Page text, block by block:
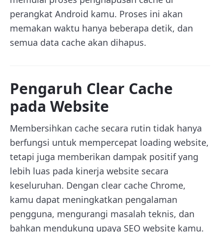
perangkat Android kamu. Proses ini akan
memakan waktu hanya beberapa detik, dan
semua data cache akan dihapus.
Pengaruh Clear Cache
pada Website
Membersihkan cache secara rutin tidak hanya
berfungsi untuk mempercepat loading website,
tetapi juga memberikan dampak positif yang
lebih luas pada kinerja website secara
keseluruhan. Dengan clear cache Chrome,
kamu dapat meningkatkan pengalaman
pengguna, mengurangi masalah teknis, dan
bahkan mendukung upaya SEO website kamu.